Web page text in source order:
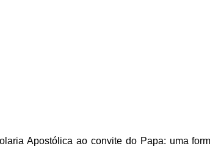
Apostólica ao convite do Papa: uma